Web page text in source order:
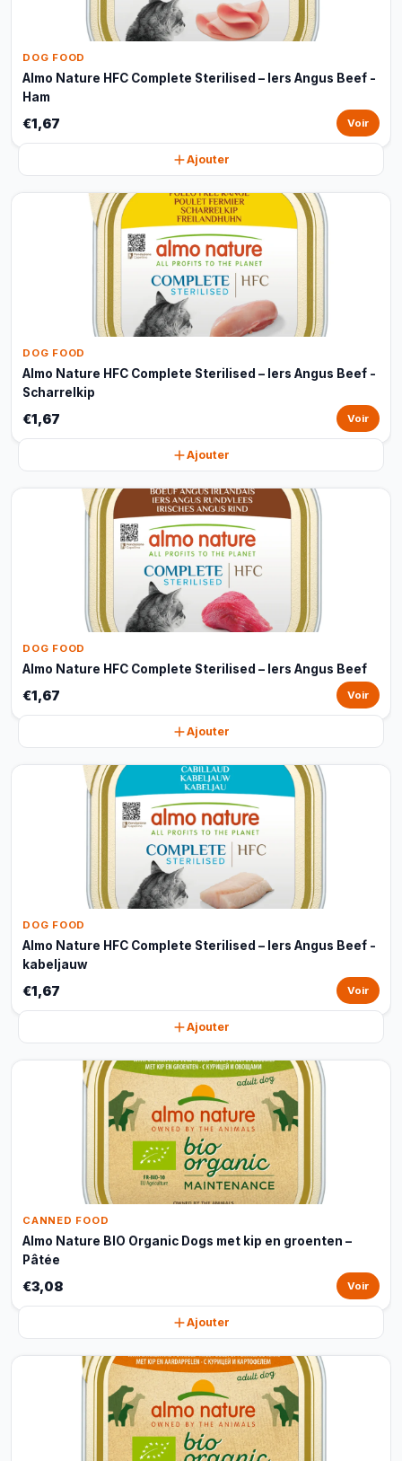
DOG FOOD
Almo Nature HFC Complete Sterilised – Iers Angus Beef -
Ham
€1,67 Voir
Ajouter
DOG FOOD
Almo Nature HFC Complete Sterilised – Iers Angus Beef -
Scharrelkip
€1,67 Voir
Ajouter
DOG FOOD
Almo Nature HFC Complete Sterilised – Iers Angus Beef
€1,67 Voir
Ajouter
DOG FOOD
Almo Nature HFC Complete Sterilised – Iers Angus Beef -
kabeljauw
€1,67 Voir
Ajouter
CANNED FOOD
Almo Nature BIO Organic Dogs met kip en groenten –
Pâtée
€3,08 Voir
Ajouter